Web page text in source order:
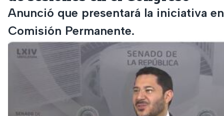
Anunció que presentará la iniciativa
Comisión Permanente.